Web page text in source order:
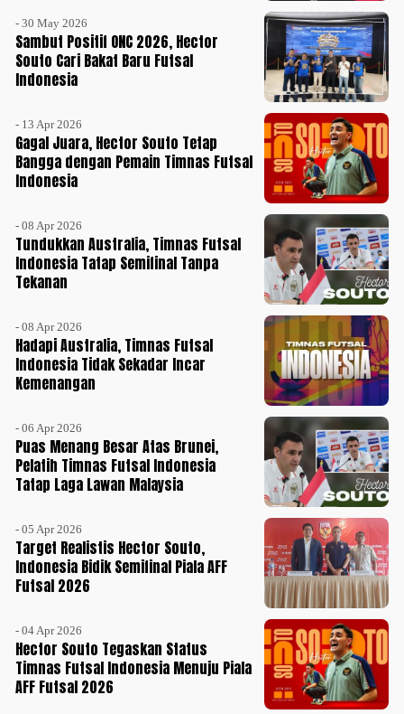
- 30 May 2026
Sambut Positif ONC 2026, Hector
Souto Cari Bakat Baru Futsal
Indonesia
- 13 Apr 2026
Gagal Juara, Hector Souto Tetap
Bangga dengan Pemain Timnas Futsal
Indonesia
- 08 Apr 2026
Tundukkan Australia, Timnas Futsal
Indonesia Tatap Semifinal Tanpa
Tekanan
- 08 Apr 2026
Hadapi Australia, Timnas Futsal
Indonesia Tidak Sekadar Incar
Kemenangan
- 06 Apr 2026
Puas Menang Besar Atas Brunei,
Pelatih Timnas Futsal Indonesia
Tatap Laga Lawan Malaysia
- 05 Apr 2026
Target Realistis Hector Souto,
Indonesia Bidik Semifinal Piala AFF
Futsal 2026
- 04 Apr 2026
Hector Souto Tegaskan Status
Timnas Futsal Indonesia Menuju Piala
AFF Futsal 2026